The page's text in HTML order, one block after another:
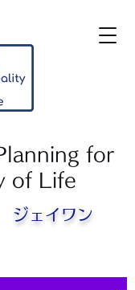
ジェイワン​
for
of Life